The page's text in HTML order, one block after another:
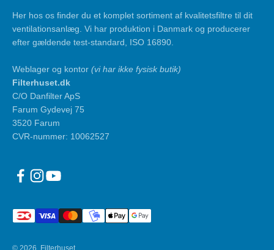
Her hos os finder du et komplet sortiment af kvalitetsfiltre til dit
ventilationsanlæg. Vi har produktion i Danmark og producerer
efter gældende test-standard, ISO 16890.
Weblager og kontor (vi har ikke fysisk butik)
Filterhuset.dk
C/O Danfilter ApS
Farum Gydevej 75
3520 Farum
CVR-nummer: 10062527
© 2026, Filterhuset.